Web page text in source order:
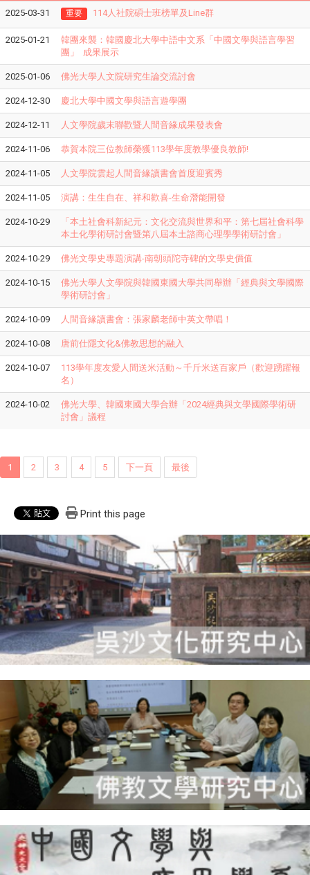
2025-03-31 重要 114人社院碩士班榜單及Line群
2025-01-21
韓團來襲：韓國慶北大學中語中文系「中國文學與語言學習
團」 成果展示
2025-01-06 佛光大學人文院研究生論交流討會
2024-12-30 慶北大學中國文學與語言遊學團
2024-12-11 人文學院歲末聯歡暨人間音緣成果發表會
2024-11-06 恭賀本院三位教師榮獲113學年度教學優良教師!
2024-11-05 人文學院雲起人間音緣讀書會首度迎賓秀
2024-11-05 演講：生生自在、祥和歡喜-生命潛能開發
2024-10-29
「本土社會科新紀元：文化交流與世界和平：第七屆社會科學
本土化學術研討會暨第八屆本土諮商心理學學術研討會」
2024-10-29 佛光文學史專題演講-南朝頭陀寺碑的文學史價值
2024-10-15
佛光大學人文學院與韓國東國大學共同舉辦「經典與文學國際
學術研討會」
2024-10-09 人間音緣讀書會：張家麟老師中英文帶唱！
2024-10-08 唐前仕隱文化&佛教思想的融入
2024-10-07
113學年度友愛人間送米活動～千斤米送百家戶（歡迎踴躍報
名）
2024-10-02
佛光大學、韓國東國大學合辦「2024經典與文學國際學術研
討會」議程
1 2 3 4 5 下一頁 最後
Print this page